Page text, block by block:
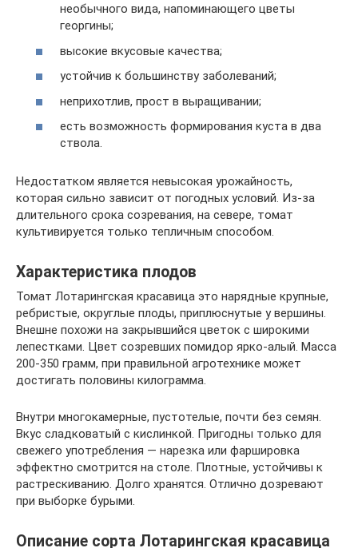
необычного вида, напоминающего цветы
георгины;
высокие вкусовые качества;
устойчив к большинству заболеваний;
неприхотлив, прост в выращивании;
есть возможность формирования куста в два
ствола.
Недостатком является невысокая урожайность,
которая сильно зависит от погодных условий. Из-за
длительного срока созревания, на севере, томат
культивируется только тепличным способом.
Характеристика плодов
Томат Лотарингская красавица это нарядные крупные,
ребристые, округлые плоды, приплюснутые у вершины.
Внешне похожи на закрывшийся цветок с широкими
лепестками. Цвет созревших помидор ярко-алый. Масса
200-350 грамм, при правильной агротехнике может
достигать половины килограмма.
Внутри многокамерные, пустотелые, почти без семян.
Вкус сладковатый с кислинкой. Пригодны только для
свежего употребления — нарезка или фаршировка
эффектно смотрится на столе. Плотные, устойчивы к
растрескиванию. Долго хранятся. Отлично дозревают
при выборке бурыми.
Описание сорта Лотарингская красавица